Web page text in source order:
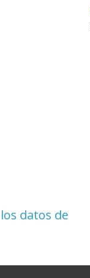
datos de